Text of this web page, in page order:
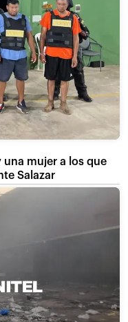
una mujer a los que
Salazar